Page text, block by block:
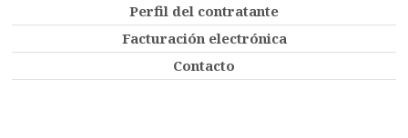
Perfil del contratante
Facturación electrónica
Contacto